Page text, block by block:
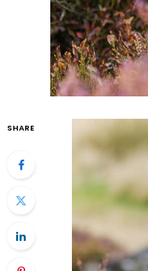
SHARE